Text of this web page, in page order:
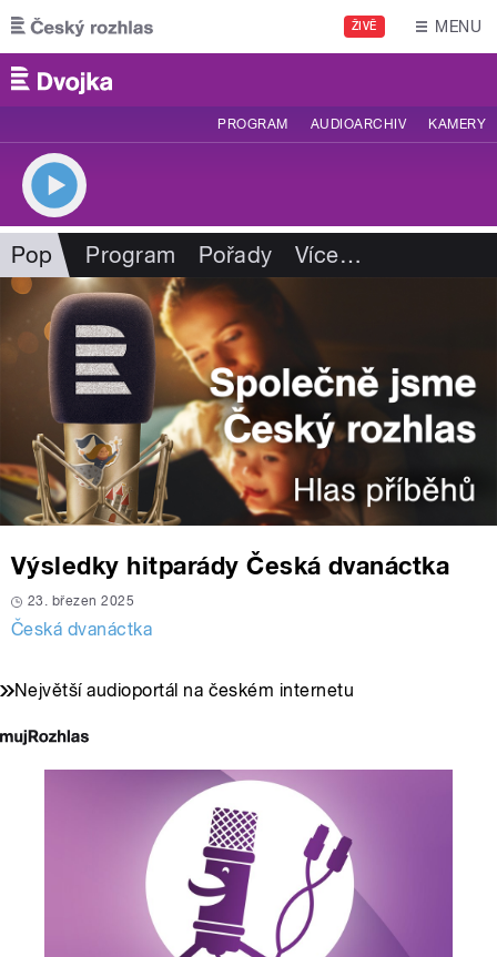
Přejít k hlavnímu obsahu
ŽIVĚ MENU
PROGRAM AUDIOARCHIV KAMERY
Pop Program Pořady Více…
Výsledky hitparády Česká dvanáctka
23. březen 2025
Česká dvanáctka
Největší audioportál na českém internetu